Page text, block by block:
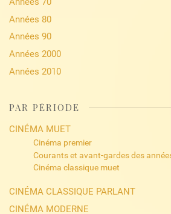
Années 80
Années 90
Années 2000
Années 2010
PAR PÉRIODE
CINÉMA MUET
Cinéma premier
Courants et avant-gardes des
Cinéma classique muet
CINÉMA CLASSIQUE PARLANT
CINÉMA MODERNE